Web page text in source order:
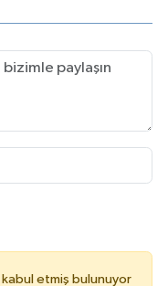
kabul etmiş bulunuyor